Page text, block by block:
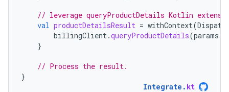
// leverage queryProductDetails Kotlin
val productDetailsResult = withContext(
billingClient.queryProductDetails(params
}
// Process the result.
}
Integrate . kt